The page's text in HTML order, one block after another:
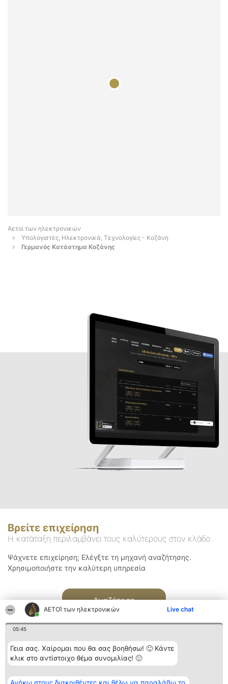
ΑΕΤΟΊ των ηλεκτρονικών Live chat
05:45
Γεια σας. Χαίρομαι που θα σας βοηθήσω! 🙂 Κάντε
κλικ στο αντίστοιχο θέμα συνομιλίας! 🙂
Αετοί των ηλεκτρονικών
Υπολογιστές, Ηλεκτρονικά, Τεχνολογίες - Κοζάνη
Γερμανός Κατάστημα Κοζάνης
Βρείτε επιχείρηση
Η κατάταξη περιλαμβάνει τους καλύτερους στον κλάδο
Ψάχνετε επιχείρηση; Ελέγξτε τη μηχανή αναζήτησης.
Χρησιμοποιήστε την καλύτερη υπηρεσία
Αναζήτηση
Διοργανωτής της
κατάταξης
Κατάταξη
Διακριθέντες
Επικοινωνία
Επικοινωνία